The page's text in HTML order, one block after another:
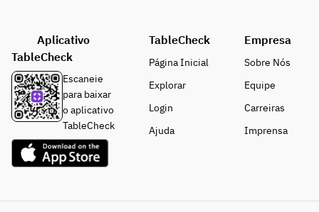
Aplicativo
TableCheck
Escaneie
para baixar
o aplicativo
TableCheck
TableCheck
Página Inicial
Explorar
Login
Ajuda
Empresa
Sobre Nós
Equipe
Carreiras
Imprensa